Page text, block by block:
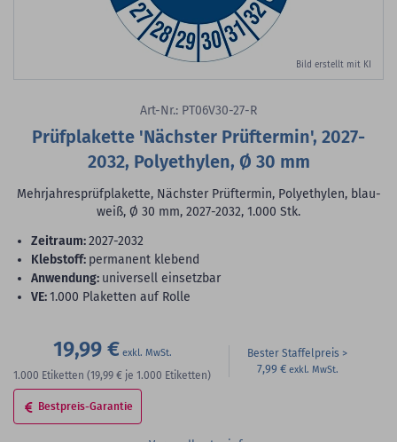
Bild erstellt mit KI
Art-Nr.: PT06V30-27-R
Prüfplakette 'Nächster Prüftermin', 2027-
2032, Polyethylen, Ø 30 mm
Mehrjahresprüfplakette, Nächster Prüftermin, Polyethylen, blau-
weiß, Ø 30 mm, 2027-2032, 1.000 Stk.
Zeitraum:2027-2032
Klebstoff: permanent klebend
Anwendung: universell einsetzbar
VE:1.000 Plaketten auf Rolle
19,99 €
1.000 Etiketten (19,99 € je 1.000 Etiketten)
Bester Staffelpreis
7,99 €
Bestpreis-Garantie